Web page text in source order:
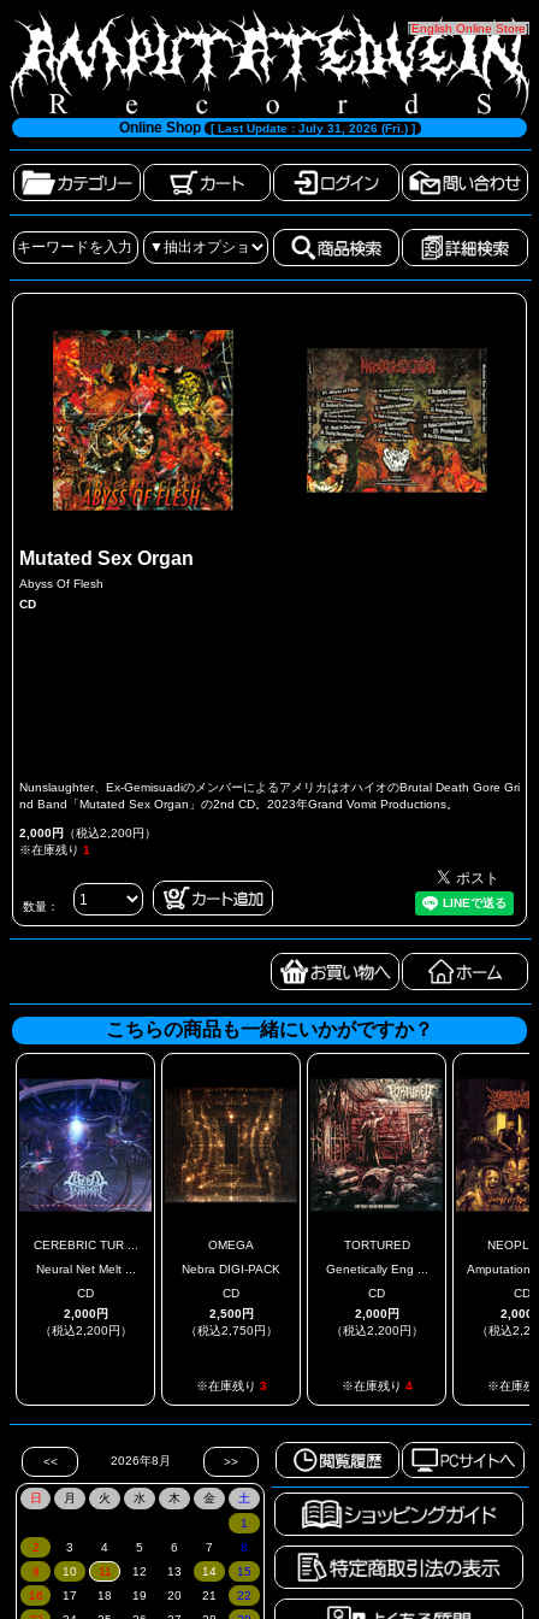
[English Online Store]
Online Shop [ Last Update : July 31, 2026 (Fri.) ]
Mutated Sex Organ
Abyss Of Flesh
CD
Nunslaughter、Ex-GemisuadiのメンバーによるアメリカはオハイオのBrutal Death Gore Gri
nd Band「Mutated Sex Organ」の2nd CD。2023年Grand Vomit Productions。
2,000円 （税込2,200円）
※在庫残り 1
数量：
こちらの商品も一緒にいかがですか？
CEREBRIC TUR ...
Neural Net Melt ...
CD
2,000円
（税込2,200円）
OMEGA
Nebra DIGI-PACK
CD
2,500円
（税込2,750円）
※在庫残り 3
TORTURED
Genetically Eng ...
CD
2,000円
（税込2,200円）
※在庫残り 4
Amputation
CD
2,000
（税込
※在庫残